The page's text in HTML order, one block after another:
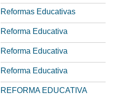
Reformas Educativas
Reforma Educativa
Reforma Educativa
Reforma Educativa
REFORMA EDUCATIVA